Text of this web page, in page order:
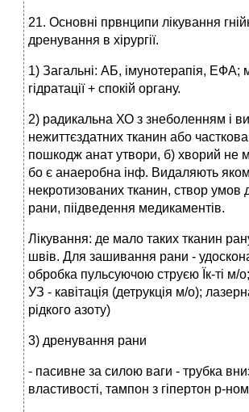
21. Основні првнципи лікування
дренування в хірургії.
1) Загальні: АБ, імунотерапія, ЕФА;
гідратації + спокій органу.
2) радикальна ХО з знеболенням і
нежиттєздатних тканин або
пошкодж анат утвори, б) хворий не
бо є анаеробна інф. Видаляють
некротизованих тканин, створ умов
рани, піідведення медикаментів.
Лікування: де мало таких тканин
швів. Для зашивання рани -
обробка пульсуючою струєю Їк-ті м/
УЗ - кавітація (детрукція м/о);
рідкого азоту)
3) дренування рани
- пасивне за силою ваги - трубка
властивості, тампон з гіпертон р-